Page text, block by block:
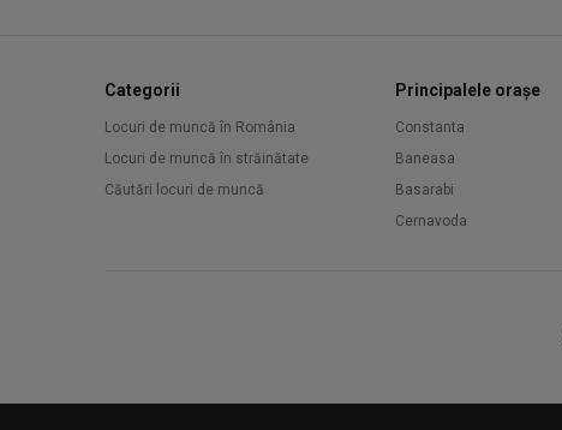
Categorii
Locuri de muncă în România
Locuri de muncă în străinătate
Căutări locuri de muncă
Principalele orașe
Constanta
Baneasa
Basarabi
Cernavoda